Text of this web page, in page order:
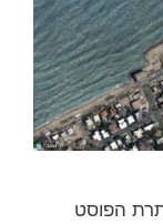
הפוסט